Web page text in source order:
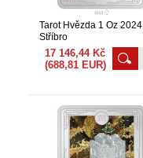
Tarot Hvězda 1 Oz 2024
Stříbro
17 146,44 Kč
(688,81 EUR)